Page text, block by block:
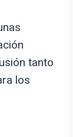
tanto
los